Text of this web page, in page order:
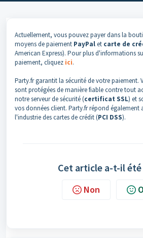
Actuellement, vous pouvez payer dans la
moyens de paiement PayPalet carte de
American Express). Pour plus d'informations
paiement, cliquez ici.
Party.fr garantit la sécurité de votre paiement.
sont protégées de manière fiable contre tout
notre serveur de sécurité (certificat SSL) et
vos données client. Party.fr répond également
l'industrie des cartes de crédit (PCI DSS).
Cet article a-t-il
Non